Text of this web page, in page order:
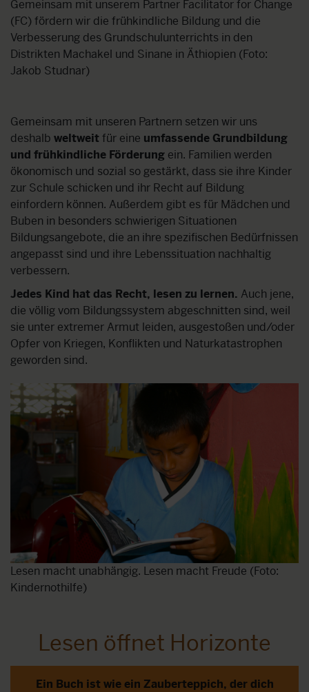
Gemeinsam mit unserem Partner Facilitator for Change
(FC) fördern wir die frühkindliche Bildung und die
Verbesserung des Grundschulunterrichts in den
Distrikten Machakel und Sinane in Äthiopien (Foto:
Jakob Studnar)
Gemeinsam mit unseren Partnern setzen wir uns
deshalb weltweit für eine umfassende Grundbildung
und frühkindliche Förderung ein. Familien werden
ökonomisch und sozial so gestärkt, dass sie ihre Kinder
zur Schule schicken und ihr Recht auf Bildung
einfordern können. Außerdem gibt es für Mädchen und
Buben in besonders schwierigen Situationen
Bildungsangebote, die an ihre spezifischen Bedürfnissen
angepasst sind und ihre Lebenssituation nachhaltig
verbessern.
Jedes Kind hat das Recht, lesen zu lernen. Auch jene,
die völlig vom Bildungssystem abgeschnitten sind, weil
sie unter extremer Armut leiden, ausgestoßen und/oder
Opfer von Kriegen, Konflikten und Naturkatastrophen
geworden sind.
Lesen macht unabhängig. Lesen macht Freude (Foto:
Kindernothilfe)
Lesen öffnet Horizonte
Ein Buch ist wie ein Zauberteppich, der dich